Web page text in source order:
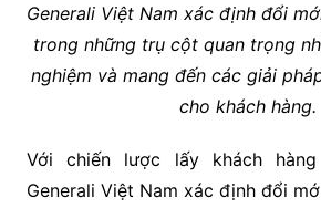
Generali Việt Nam xác định đổi
trong những trụ cột quan trọng
nghiệm và mang đến các giải
cho khách hàng.
Với chiến lược lấy khách
Generali Việt Nam xác định đổi